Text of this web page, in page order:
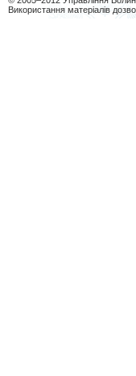
Використання матеріалів